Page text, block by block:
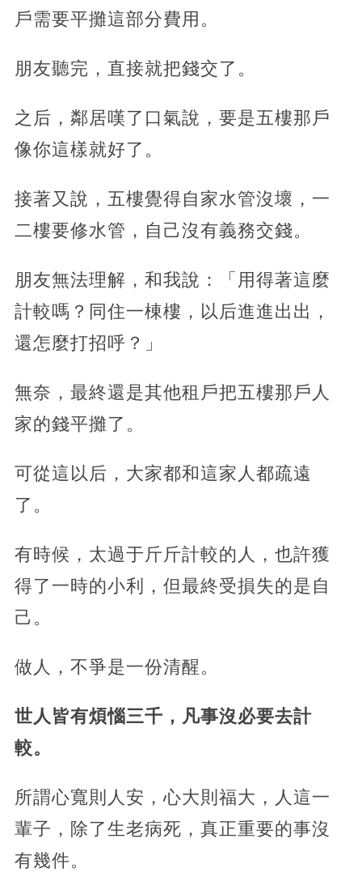
戶需要平攤這部分費用。
朋友聽完，直接就把錢交了。
之后，鄰居嘆了口氣說，要是五樓那戶
像你這樣就好了。
接著又說，五樓覺得自家水管沒壞，一
二樓要修水管，自己沒有義務交錢。
朋友無法理解，和我說：「用得著這麼
計較嗎？同住一棟樓，以后進進出出，
還怎麼打招呼？」
無奈，最終還是其他租戶把五樓那戶人
家的錢平攤了。
可從這以后，大家都和這家人都疏遠
了。
有時候，太過于斤斤計較的人，也許獲
得了一時的小利，但最終受損失的是自
己。
做人，不爭是一份清醒。
世人皆有煩惱三千，凡事沒必要去計
較。
所謂心寬則人安，心大則福大，人這一
輩子，除了生老病死，真正重要的事沒
有幾件。